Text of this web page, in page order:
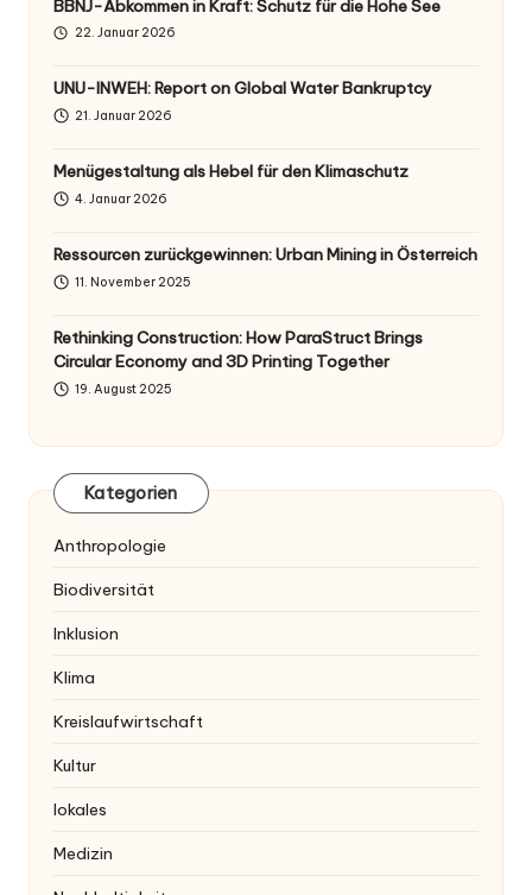
BBNJ-Abkommen in Kraft: Schutz für die Hohe See
22. Januar 2026
UNU-INWEH: Report on Global Water Bankruptcy
21. Januar 2026
Menügestaltung als Hebel für den Klimaschutz
4. Januar 2026
Ressourcen zurückgewinnen: Urban Mining in Österreich
11. November 2025
Rethinking Construction: How ParaStruct Brings
Circular Economy and 3D Printing Together
19. August 2025
Kategorien
Anthropologie
Biodiversität
Inklusion
Klima
Kreislaufwirtschaft
Kultur
lokales
Medizin